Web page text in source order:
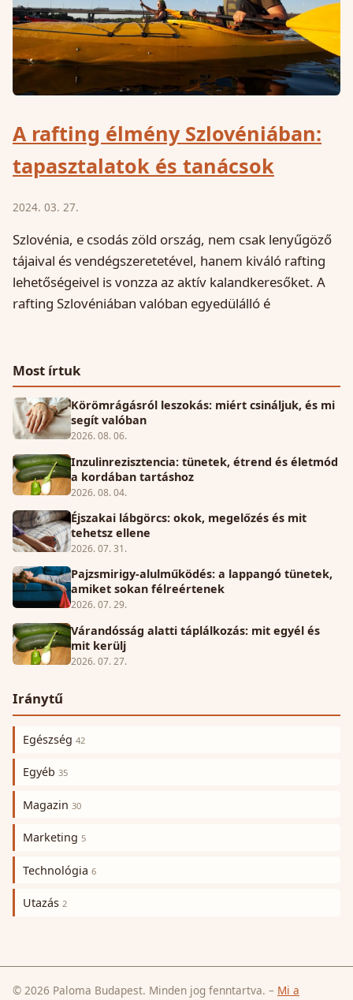
A rafting élmény Szlovéniában:
tapasztalatok és tanácsok
2024. 03. 27.
Szlovénia, e csodás zöld ország, nem csak lenyűgöző
tájaival és vendégszeretetével, hanem kiváló rafting
lehetőségeivel is vonzza az aktív kalandkeresőket. A
rafting Szlovéniában valóban egyedülálló é
Most írtuk
Körömrágásról leszokás: miért csináljuk, és mi
segít valóban
2026. 08. 06.
Inzulinrezisztencia: tünetek, étrend és életmód
a kordában tartáshoz
2026. 08. 04.
Éjszakai lábgörcs: okok, megelőzés és mit
tehetsz ellene
2026. 07. 31.
Pajzsmirigy-alulműködés: a lappangó tünetek,
amiket sokan félreértenek
2026. 07. 29.
Várandósság alatti táplálkozás: mit egyél és
mit kerülj
2026. 07. 27.
Iránytű
Egészség 42
Egyéb 35
Magazin 30
Marketing 5
Technológia 6
Utazás 2
© 2026 Paloma Budapest. Minden jog fenntartva. – Mi a